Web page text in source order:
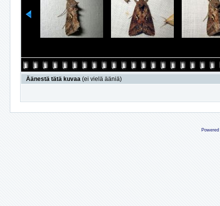
Äänestä tätä kuvaa (ei vielä ääniä)